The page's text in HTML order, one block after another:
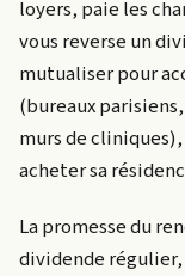
loyers, paie les
vous reverse un
mutualiser pour
(bureaux
murs de
acheter sa
La promesse du
dividende régulier,